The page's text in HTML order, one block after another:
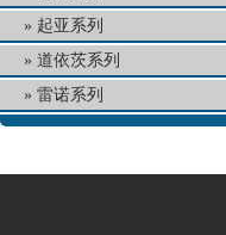
起亚系列
道依茨系列
雷诺系列